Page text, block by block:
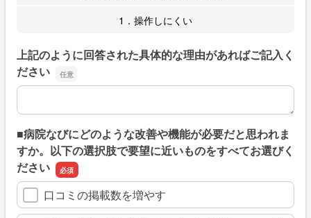
1．操作しにくい
上記のように回答された具体的な理由があればご記入く
ださい
上記のように回答された具体的な理由があればご記入くだ
■病院なびにどのような改善や機能が必要だと思われま
すか。以下の選択肢で要望に近いものをすべてお選びく
ださい
口コミの掲載数を増やす